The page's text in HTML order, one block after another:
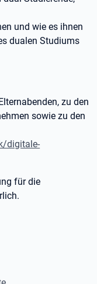
und wie es ihnen
dualen Studiums
zu den
sowie zu den
digitale-
für die